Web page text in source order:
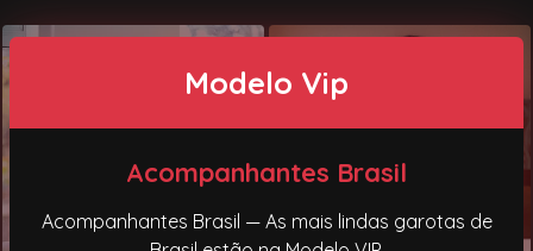
Modelo Vip
Acompanhantes Brasil
Acompanhantes Brasil — As mais lindas garotas de